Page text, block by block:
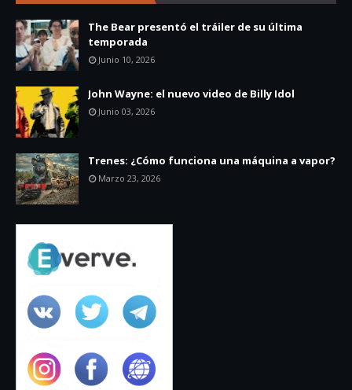
The Bear presentó el tráiler de su última
temporada
Junio 10, 2026
John Wayne: el nuevo video de Billy Idol
Junio 03, 2026
Trenes: ¿Cómo funciona una máquina a vapor?
Marzo 23, 2026